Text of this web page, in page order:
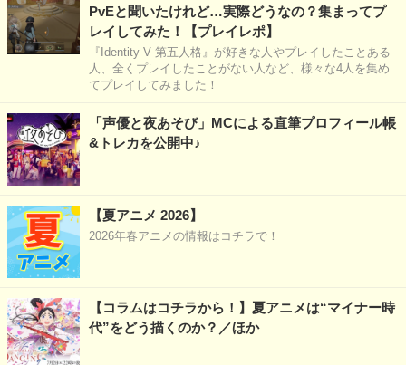
PvEと聞いたけれど…実際どうなの？集まってプ
レイしてみた！【プレイレポ】
『Identity V 第五人格』が好きな人やプレイしたことある
人、全くプレイしたことがない人など、様々な4人を集め
てプレイしてみました！
「声優と夜あそび」MCによる直筆プロフィール帳
&トレカを公開中♪
【夏アニメ 2026】
2026年春アニメの情報はコチラで！
【コラムはコチラから！】夏アニメは“マイナー時
代”をどう描くのか？／ほか